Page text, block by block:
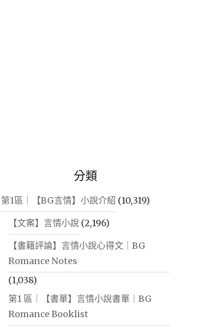
分類
第1區｜【BG言情】小說介紹 (10,319)
【文案】言情小說(2,196)
【書籍評論】言情小說心得文｜BG
Romance Notes
(1,038)
第1 區｜【書單】言情小說書單｜BG
Romance Booklist